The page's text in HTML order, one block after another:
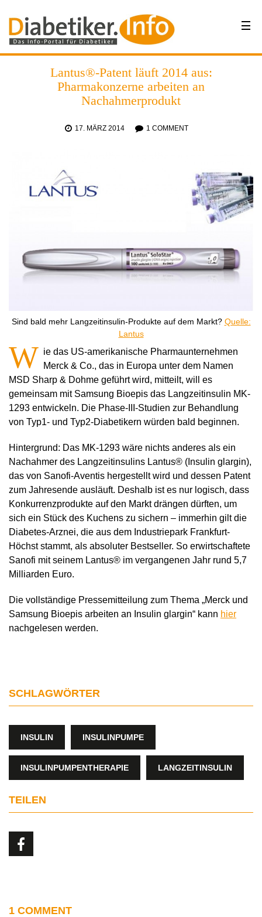
Lantus®-Patent läuft 2014 aus:
Pharmakonzerne arbeiten an
Nachahmerprodukt
17. MÄRZ 2014 1 COMMENT
Sind bald mehr Langzeitinsulin-Produkte auf dem Markt? Quelle:
Lantus
W ie das US-amerikanische Pharmaunternehmen
Merck & Co., das in Europa unter dem Namen
MSD Sharp & Dohme geführt wird, mitteilt, will es
gemeinsam mit Samsung Bioepis das Langzeitinsulin MK-
1293 entwickeln. Die Phase-III-Studien zur Behandlung
von Typ1- und Typ2-Diabetikern würden bald beginnen.
Hintergrund: Das MK-1293 wäre nichts anderes als ein
Nachahmer des Langzeitinsulins Lantus® (Insulin glargin),
das von Sanofi-Aventis hergestellt wird und dessen Patent
zum Jahresende ausläuft. Deshalb ist es nur logisch, dass
Konkurrenzprodukte auf den Markt drängen dürften, um
sich ein Stück des Kuchens zu sichern – immerhin gilt die
Diabetes-Arznei, die aus dem Industriepark Frankfurt-
Höchst stammt, als absoluter Bestseller. So erwirtschaftete
Sanofi mit seinem Lantus® im vergangenen Jahr rund 5,7
Milliarden Euro.
Die vollständige Pressemitteilung zum Thema „Merck und
Samsung Bioepis arbeiten an Insulin glargin“ kann hier
nachgelesen werden.
SCHLAGWÖRTER
INSULIN INSULINPUMPE
INSULINPUMPENTHERAPIE LANGZEITINSULIN
TEILEN
1 COMMENT